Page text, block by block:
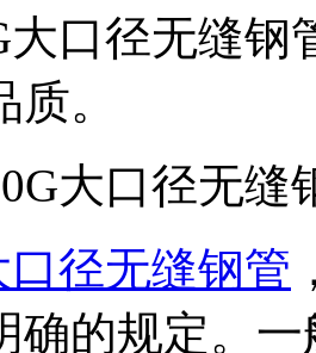
大口径无缝
。
口径无缝
口径无缝钢管
确的规定。